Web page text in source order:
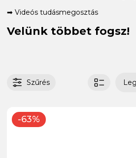
➡ Videós tudásmegosztás
Velünk többet fogsz!
Szűrés
-63%